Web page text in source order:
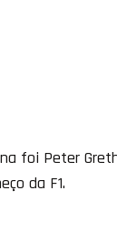
foi Peter
da F1.